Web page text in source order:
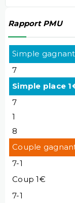
Rapport PMU
Simple
7
Simple place
7
1
8
Couple
7-1
Coup 1€
7-1